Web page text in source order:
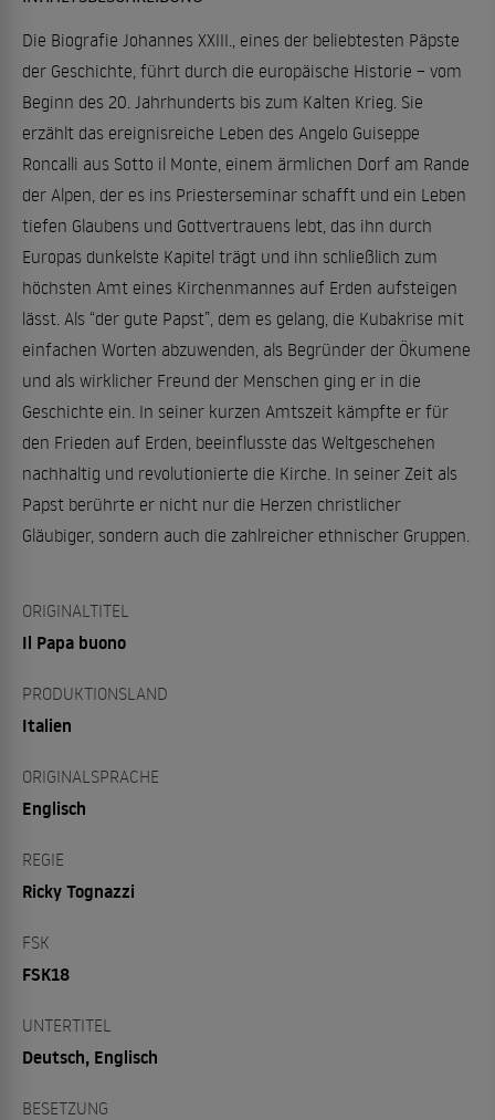
Die Biografie Johannes XXIII., eines der beliebtesten Päpste
der Geschichte, führt durch die europäische Historie – vom
Beginn des 20. Jahrhunderts bis zum Kalten Krieg. Sie
erzählt das ereignisreiche Leben des Angelo Guiseppe
Roncalli aus Sotto il Monte, einem ärmlichen Dorf am Rande
der Alpen, der es ins Priesterseminar schafft und ein Leben
tiefen Glaubens und Gottvertrauens lebt, das ihn durch
Europas dunkelste Kapitel trägt und ihn schließlich zum
höchsten Amt eines Kirchenmannes auf Erden aufsteigen
lässt. Als “der gute Papst”, dem es gelang, die Kubakrise mit
einfachen Worten abzuwenden, als Begründer der Ökumene
und als wirklicher Freund der Menschen ging er in die
Geschichte ein. In seiner kurzen Amtszeit kämpfte er für
den Frieden auf Erden, beeinflusste das Weltgeschehen
nachhaltig und revolutionierte die Kirche. In seiner Zeit als
Papst berührte er nicht nur die Herzen christlicher
Gläubiger, sondern auch die zahlreicher ethnischer Gruppen.
ORIGINALTITEL
Il Papa buono
PRODUKTIONSLAND
Italien
ORIGINALSPRACHE
Englisch
REGIE
Ricky Tognazzi
FSK
FSK18
UNTERTITEL
Deutsch, Englisch
BESETZUNG